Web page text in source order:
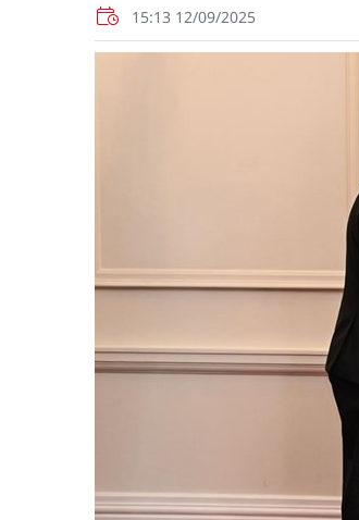
15:13 12/09/2025